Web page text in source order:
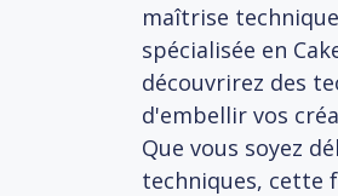
maîtrise
spécialisée en
découvrirez des
d'embellir vos
Que vous soyez
techniques, cette